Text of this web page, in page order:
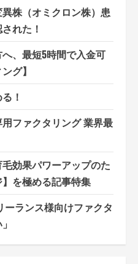
株（オミクロン株）患
れた！
、最短5時間で入金可
グ】
！
ファクタリング 業界最
効果パワーアップのた
を極める記事特集
ーランス様向けファクタ